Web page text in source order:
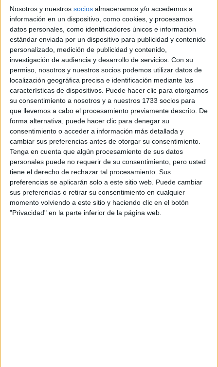
Nosotros y nuestros socios almacenamos y/o accedemos a
información en un dispositivo, como cookies, y procesamos
datos personales, como identificadores únicos e información
estándar enviada por un dispositivo para publicidad y contenido
personalizado, medición de publicidad y contenido,
investigación de audiencia y desarrollo de servicios. Con su
permiso, nosotros y nuestros socios podemos utilizar datos de
localización geográfica precisa e identificación mediante las
características de dispositivos. Puede hacer clic para otorgarnos
su consentimiento a nosotros y a nuestros 1733 socios para
que llevemos a cabo el procesamiento previamente descrito. De
forma alternativa, puede hacer clic para denegar su
consentimiento o acceder a información más detallada y
cambiar sus preferencias antes de otorgar su consentimiento.
Tenga en cuenta que algún procesamiento de sus datos
personales puede no requerir de su consentimiento, pero usted
tiene el derecho de rechazar tal procesamiento. Sus
preferencias se aplicarán solo a este sitio web. Puede cambiar
sus preferencias o retirar su consentimiento en cualquier
momento volviendo a este sitio y haciendo clic en el botón
"Privacidad" en la parte inferior de la página web.
Universidad Europea Miguel de Cervantes
Doble Grado en Periodismo + Comunicación Audiovisual
Universidad CEU Cardenal Herrera
Doble Grado en Comunicación Audiovisual + Periodismo
Universidad CEU Cardenal Herrera
Doble Grado en Comunicación Audiovisual + Publicidad y
Universidad CEU Cardenal Herrera
Doble Grado en Periodismo + Comunicación Audiovisual
Universidad CEU Cardenal Herrera
Doble Grado en Publicidad y Relaciones Públicas + Comunicación
Universidad Francisco de Vitoria
Doble Grado en Comunicación Audiovisual + Publicidad, Ideación
Universidad Francisco de Vitoria
Doble Grado en Periodismo + Comunicación Audiovisual
Universidad Católica de Murcia
Doble Grado en Periodismo + Comunicación Audiovisual
Universidad Católica de Murcia
Doble Grado en Periodismo + Publicidad y Relaciones Públicas